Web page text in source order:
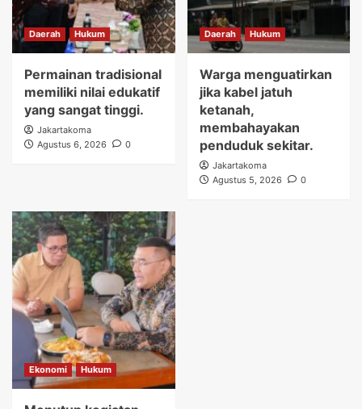
Daerah Hukum
Permainan tradisional
memiliki nilai edukatif
yang sangat tinggi.
Jakartakoma
Agustus 6, 2026
0
Daerah Hukum
Warga menguatirkan
jika kabel jatuh
ketanah,
membahayakan
penduduk sekitar.
Jakartakoma
Agustus 5, 2026
0
Ekonomi Hukum